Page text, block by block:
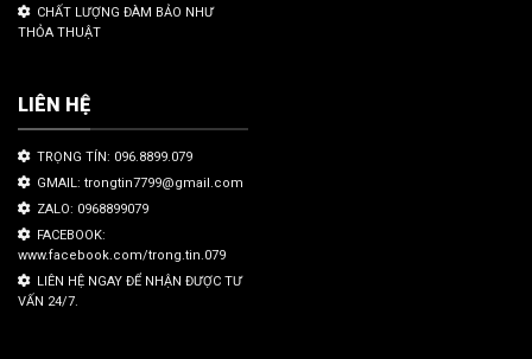
CHẤT LƯỢNG ĐÀM BẢO NHƯ
THỎA THUẬT
LIÊN HỆ
TRỌNG TÍN: 096.8899.079
GMAIL: trongtin7799@gmail.com
ZALO: 0968899079
FACEBOOK:
www.facebook.com/trong.tin.079
LIÊN HỆ NGAY ĐỂ NHẬN ĐƯỢC TƯ
VẤN 24/7.